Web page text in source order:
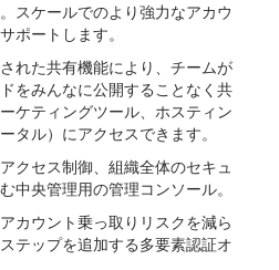
スケールでのより強力なアカウ
ポートします。
れた共有機能により、チームが
をみんなに公開することなく共
ケティングツール、ホスティン
タル）にアクセスできます。
クセス制御、組織全体のセキュ
中央管理用の管理コンソール。
カウント乗っ取りリスクを減ら
テップを追加する多要素認証オ